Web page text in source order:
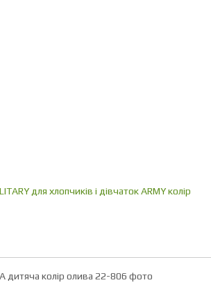
для хлопчиків і дівчаток ARMY колір